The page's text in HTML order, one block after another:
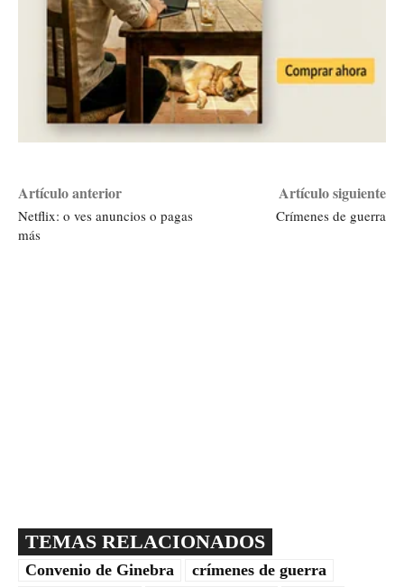
Artículo anterior
Netflix: o ves anuncios o pagas
más
Artículo siguiente
Crímenes de guerra
TEMAS RELACIONADOS
Convenio de Ginebra
crímenes de guerra